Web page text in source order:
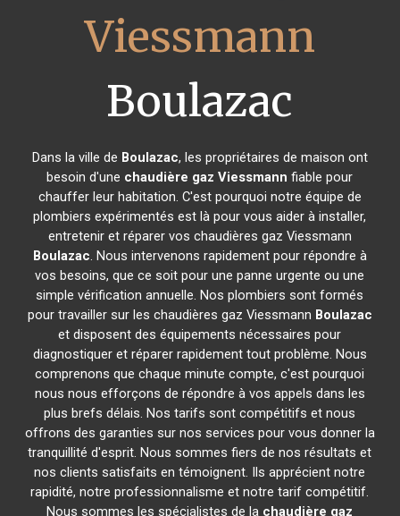
Viessmann
Boulazac
Dans la ville de Boulazac, les propriétaires de maison ont
besoin d'une chaudière gaz Viessmann fiable pour
chauffer leur habitation. C'est pourquoi notre équipe de
plombiers expérimentés est là pour vous aider à installer,
entretenir et réparer vos chaudières gaz Viessmann
Boulazac. Nous intervenons rapidement pour répondre à
vos besoins, que ce soit pour une panne urgente ou une
simple vérification annuelle. Nos plombiers sont formés
pour travailler sur les chaudières gaz Viessmann Boulazac
et disposent des équipements nécessaires pour
diagnostiquer et réparer rapidement tout problème. Nous
comprenons que chaque minute compte, c'est pourquoi
nous nous efforçons de répondre à vos appels dans les
plus brefs délais. Nos tarifs sont compétitifs et nous
offrons des garanties sur nos services pour vous donner la
tranquillité d'esprit. Nous sommes fiers de nos résultats et
nos clients satisfaits en témoignent. Ils apprécient notre
rapidité, notre professionnalisme et notre tarif compétitif.
Nous sommes les spécialistes de la chaudière gaz